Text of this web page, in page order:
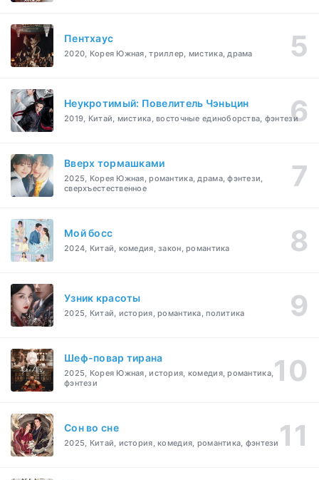
Пентхаус
2020, Корея Южная, триллер, мистика, драма
Неукротимый: Повелитель Чэньцин
2019, Китай, мистика, восточные единоборства, фэнтези
Вверх тормашками
2025, Корея Южная, романтика, драма, фэнтези,
сверхъестественное
Мой босс
2024, Китай, комедия, закон, романтика
Узник красоты
2025, Китай, история, романтика, политика
Шеф-повар тирана
2025, Корея Южная, история, комедия, романтика,
фэнтези
Cон во сне
2025, Китай, история, комедия, романтика, фэнтези